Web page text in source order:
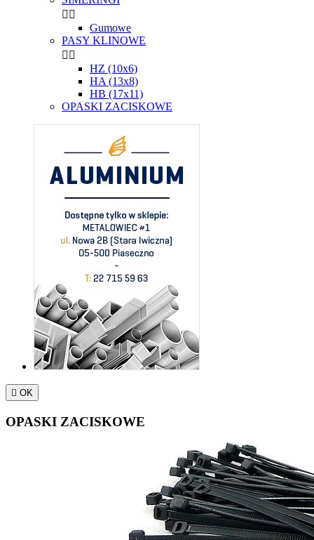
 
Gumowe
PASY KLINOWE
 
HZ (10x6)
HA (13x8)
HB (17x11)
OPASKI ZACISKOWE
 OK
OPASKI ZACISKOWE